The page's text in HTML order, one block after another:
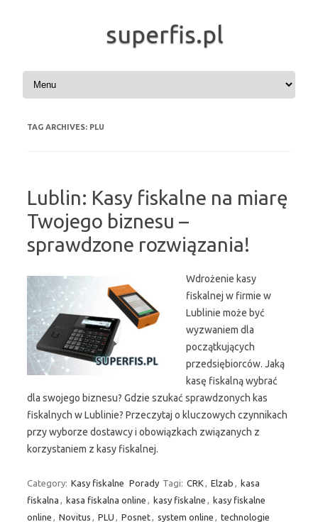
superfis.pl
Skip to content
TAG ARCHIVES: PLU
Lublin: Kasy fiskalne na miarę
Twojego biznesu –
sprawdzone rozwiązania!
Wdrożenie kasy
fiskalnej w firmie w
Lublinie może być
wyzwaniem dla
początkujących
przedsiębiorców. Jaką
kasę fiskalną wybrać
dla swojego biznesu? Gdzie szukać sprawdzonych kas
fiskalnych w Lublinie? Przeczytaj o kluczowych czynnikach
przy wyborze dostawcy i obowiązkach związanych z
korzystaniem z kasy fiskalnej.
Category: Kasy fiskalne Porady Tagi: CRK , Elzab , kasa
fiskalna , kasa fiskalna online , kasy fiskalne , kasy fiskalne
online , Novitus , PLU , Posnet, system online , technologie